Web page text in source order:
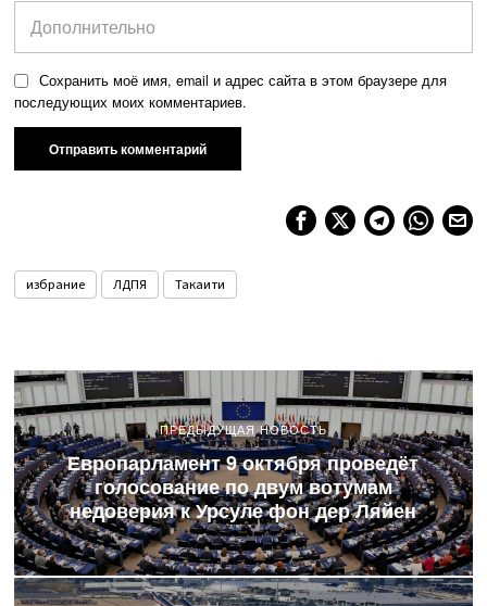
Сохранить моё имя, email и адрес сайта в этом браузере для
последующих моих комментариев.
избрание ЛДПЯ Такаити
ПРЕДЫДУЩАЯ НОВОСТЬ
Европарламент 9 октября проведёт
голосование по двум вотумам
недоверия к Урсуле фон дер Ляйен